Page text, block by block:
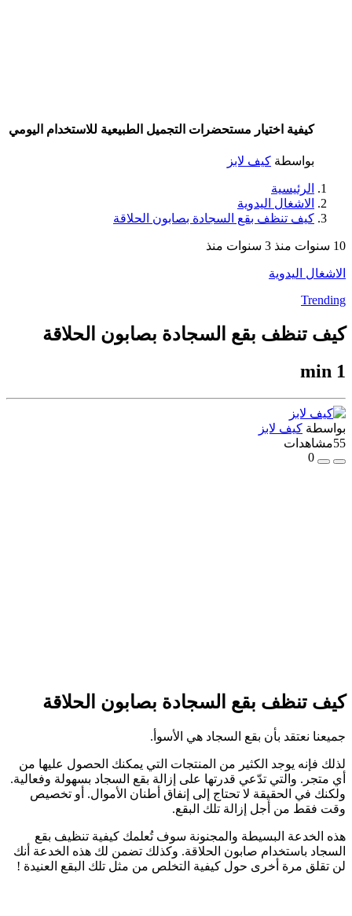
كيفية اختيار مستحضرات التجميل الطبيعية للاستخدام اليومي
بواسطة كيف لابز
الرئيسية
الاشغال اليدوية
كيف تنظف بقع السجادة بصابون الحلاقة
10 سنوات منذ 3 سنوات منذ
الاشغال اليدوية
Trending
كيف تنظف بقع السجادة بصابون الحلاقة
1 min
بواسطة كيف لابز
55مشاهدات
0
كيف تنظف بقع السجادة بصابون الحلاقة
جميعنا نعتقد بأن بقع السجاد هي الأسوأ.
لذلك فإنه يوجد الكثير من المنتجات التي يمكنك الحصول عليها من
أي متجر. والتي تدّعي قدرتها على إزالة بقع السجاد بسهولة وفعالية.
ولكنك في الحقيقة لا تحتاج إلى إنفاق أطنان الأموال. أو تخصيص
وقت فقط من أجل إزالة تلك البقع.
هذه الخدعة البسيطة والمجنونة سوف تُعلمك كيفية تنظيف بقع
السجاد باستخدام صابون الحلاقة. وكذلك تضمن لك هذه الخدعة أنك
لن تقلق مرة أخرى حول كيفية التخلص من مثل تلك البقع العنيدة !